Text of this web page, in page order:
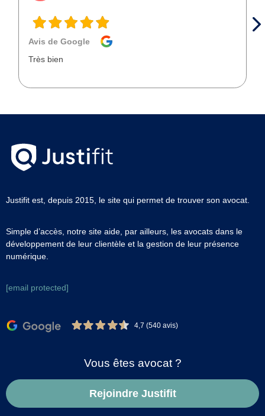
Avis de Google
Très bien
Justifit est, depuis 2015, le site qui permet de trouver son avocat.
Simple d’accès, notre site aide, par ailleurs, les avocats dans le
développement de leur clientèle et la gestion de leur présence
numérique.
[email protected]
4,7 (540 avis)
Vous êtes avocat ?
Rejoindre Justifit